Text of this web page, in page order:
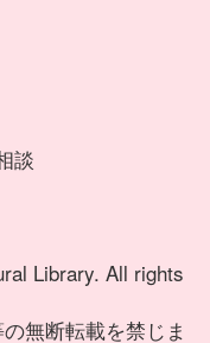
談
Library. All rights
無断転載を禁じま